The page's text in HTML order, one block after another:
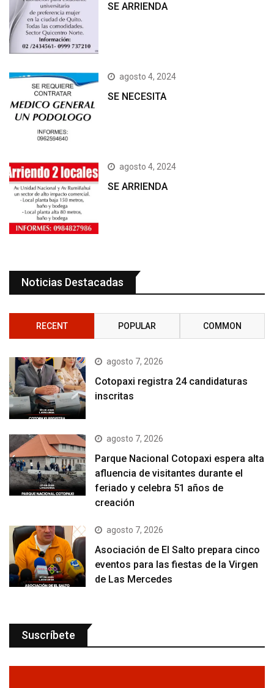
SE ARRIENDA
agosto 4, 2024
SE NECESITA
agosto 4, 2024
SE ARRIENDA
Noticias Destacadas
RECENT POPULAR COMMON
agosto 7, 2026
Cotopaxi registra 24 candidaturas
inscritas
agosto 7, 2026
Parque Nacional Cotopaxi espera alta
afluencia de visitantes durante el
feriado y celebra 51 años de
creación
agosto 7, 2026
Asociación de El Salto prepara cinco
eventos para las fiestas de la Virgen
de Las Mercedes
Suscríbete